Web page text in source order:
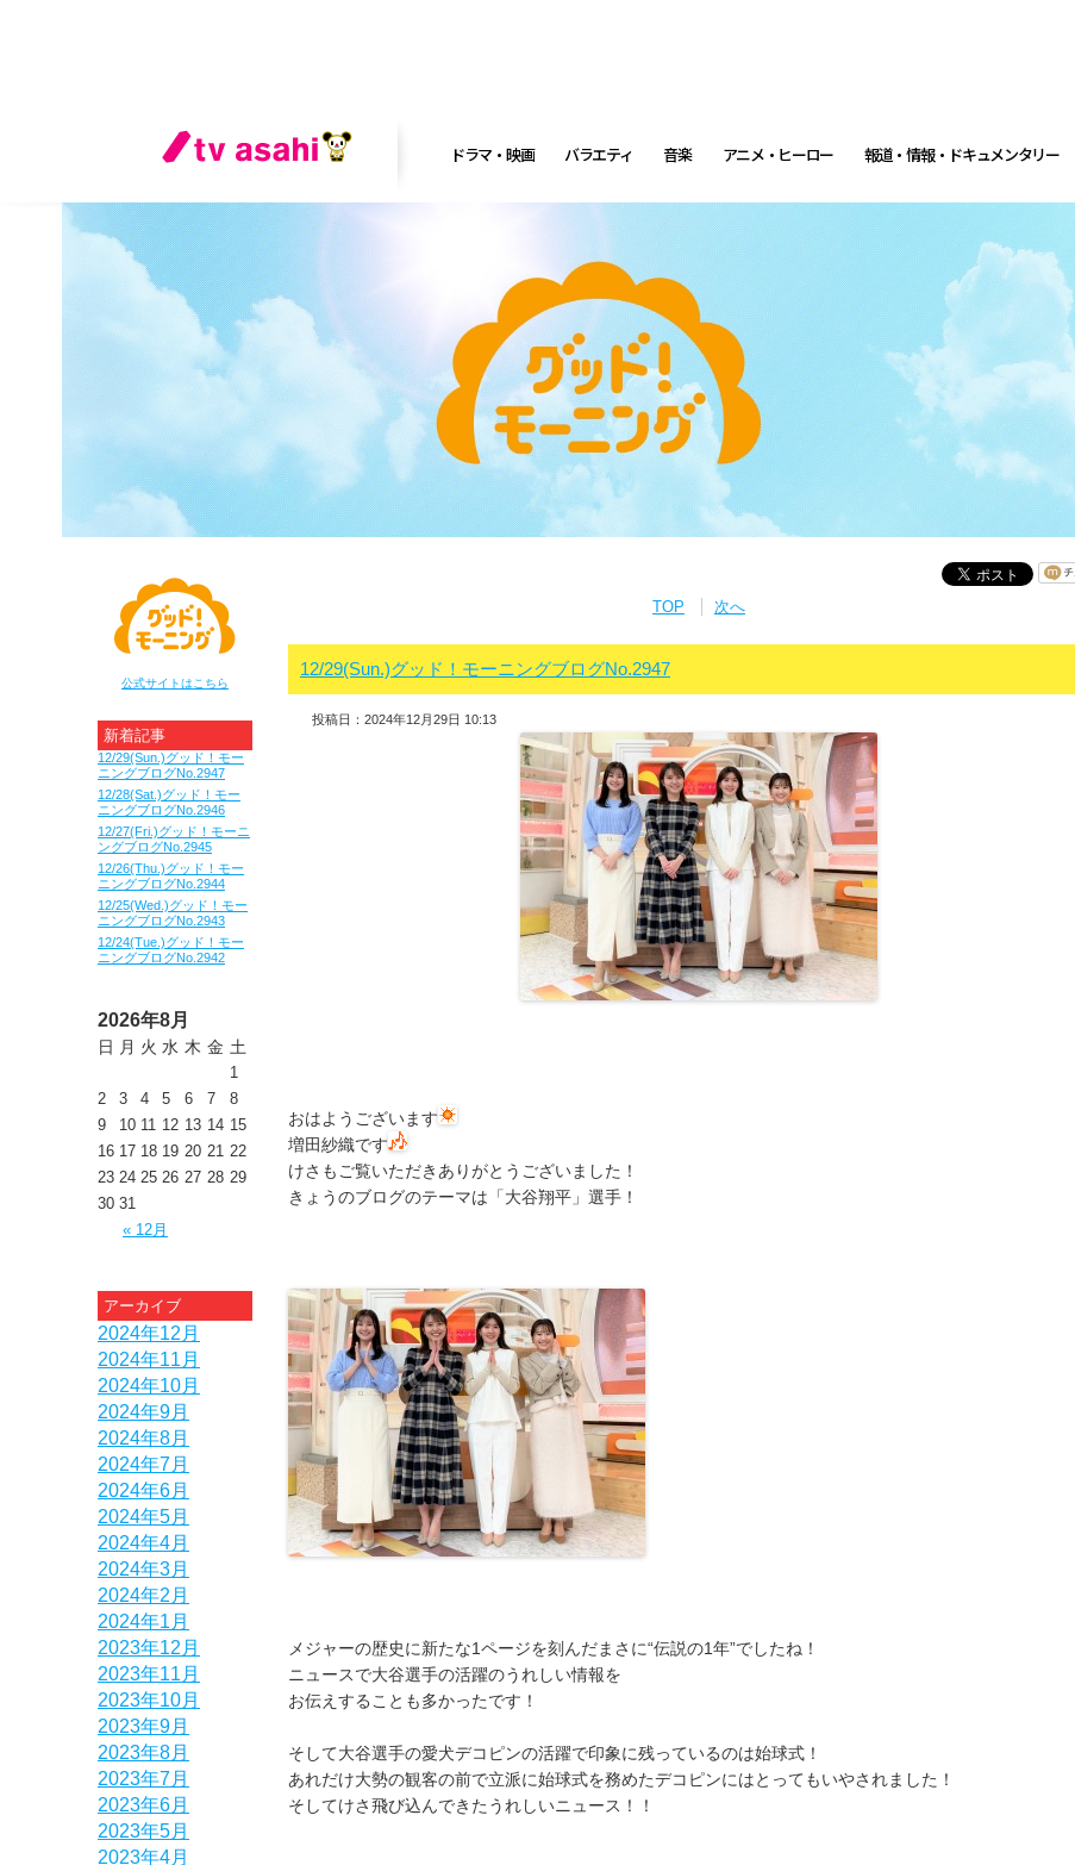
ドラマ・映画 バラエティ 音楽 アニメ・ヒーロー 報道・情報・ドキュメンタリー
公式サイトはこちら
新着記事
12/29(Sun.)グッド！モー
ニングブログNo.2947
12/28(Sat.)グッド！モー
ニングブログNo.2946
12/27(Fri.)グッド！モーニ
ングブログNo.2945
12/26(Thu.)グッド！モー
ニングブログNo.2944
12/25(Wed.)グッド！モー
ニングブログNo.2943
12/24(Tue.)グッド！モー
ニングブログNo.2942
2026年8月
日 月 火 水 木 金 土
1
2
3 4 5 6 7
8
9
10 11 12 13 14 15
16 17 18 19 20 21 22
23 24 25 26 27 28 29
30 31
« 12月
アーカイブ
2024年12月
2024年11月
2024年10月
2024年9月
2024年8月
2024年7月
2024年6月
2024年5月
2024年4月
2024年3月
2024年2月
2024年1月
2023年12月
2023年11月
2023年10月
2023年9月
2023年8月
2023年7月
2023年6月
2023年5月
2023年4月
TOP 次へ
12/29(Sun.)グッド！モーニングブログNo.2947
投稿日：2024年12月29日 10:13
おはようございます
増田紗織です
けさもご覧いただきありがとうございました！
きょうのブログのテーマは「大谷翔平」選手！
メジャーの歴史に新たな1ページを刻んだまさに“伝説の1年”でしたね！
ニュースで大谷選手の活躍のうれしい情報を
お伝えすることも多かったです！
そして大谷選手の愛犬デコピンの活躍で印象に残っているのは始球式！
あれだけ大勢の観客の前で立派に始球式を務めたデコピンにはとってもいやされました！
そしてけさ飛び込んできたうれしいニュース！！